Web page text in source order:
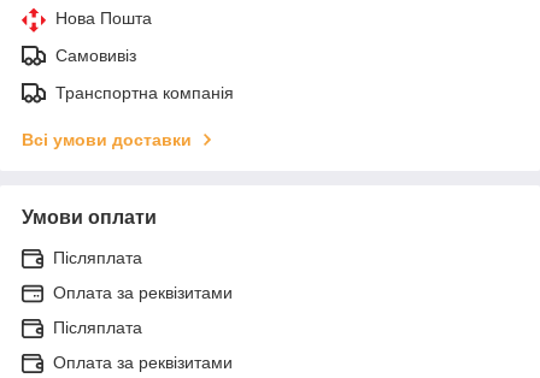
Нова Пошта
Самовивіз
Транспортна компанія
Всі умови доставки
Умови оплати
Післяплата
Оплата за реквізитами
Післяплата
Оплата за реквізитами